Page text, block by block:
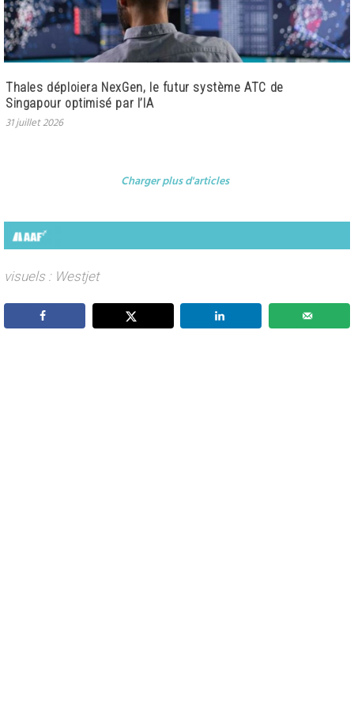
Thales déploiera NexGen, le futur système ATC de
Singapour optimisé par l’IA
31 juillet 2026
Charger plus d'articles
visuels : Westjet